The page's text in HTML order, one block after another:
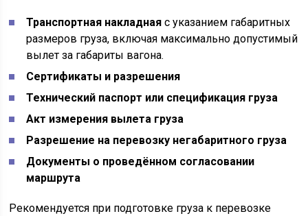
Транспортная накладная с указанием габаритных
размеров груза, включая максимально допустимый
вылет за габариты вагона.
Сертификаты и разрешения
Технический паспорт или спецификация груза
Акт измерения вылета груза
Разрешение на перевозку негабаритного груза
Документы о проведённом согласовании
маршрута
Рекомендуется при подготовке груза к перевозке